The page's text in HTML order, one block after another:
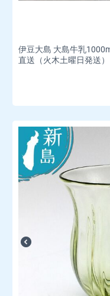
伊豆大島 大島牛乳
直送（火木土曜日発送